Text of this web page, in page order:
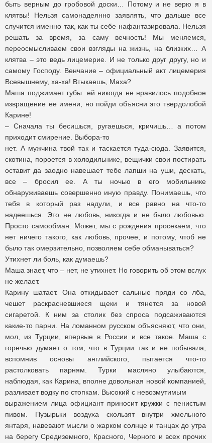
быть верным до гробовой доски… Потому и не верю я в
клятвы! Нельзя самонадеянно заявлять, что дальше все
случится именно так, как ты себе нафантазировала. Нельзя
решать за время, за саму вечность! Мы меняемся,
переосмысливаем свои взгляды на жизнь, на близких… А
клятва – это ведь лицемерие. И не только друг другу, но и
самому Господу. Венчание – официальный акт лицемерия
Всевышнему, ха-ха! Втыкаешь, Маха?
Маша поджимает губы: ей никогда не нравилось подобное
извращение ее имени, но пойди объясни это твердолобой
Карине!
– Сначала ты бесишься, ругаешься, кричишь… а потом
приходит смирение. Выбора-то
нет. А мужчина твой так и таскается туда-сюда. Заявится,
скотина, пороется в холодильнике, вещички свои постирать
оставит да заодно навешает тебе лапши на уши, дескать,
все – бросил ее. А ты ночью в его мобильнике
обнаруживаешь совершенно иную правду. Понимаешь, что
тебя в который раз надули, и все равно на что-то
надеешься. Это не любовь, никогда и не было любовью.
Просто самообман. Может, мы с рождения просекаем, что
нет ничего такого, как любовь, прочее, и потому, чтоб не
было так омерзительно, позволяем себе обманываться?
Утихнет ли боль, как думаешь?
Маша знает, что – нет, не утихнет. Но говорить об этом вслух
не желает.
Карину шатает. Она откидывает сальные пряди со лба,
чешет раскрасневшиеся щеки и тянется за новой
сигаретой. К ним за столик без спроса подсаживаются
какие-то парни. На ломанном русском объясняют, что они,
мол, из Турции, впервые в России и все такое. Маша с
горечью думает о том, что в Турции так и не побывала;
вспомнив основы английского, пытается что-то
растолковать парням. Турки масляно улыбаются,
наблюдая, как Карина, вполне довольная новой компанией,
разливает водку по стопкам. Высокий с невозмутимым
выражением лица официант приносит кружки с пенистым
пивом. Пузырьки воздуха скользят внутри хмельного
янтаря, навевают мысли о жарком солнце и танцах до утра
на берегу Средиземного, Красного, Черного и всех прочих